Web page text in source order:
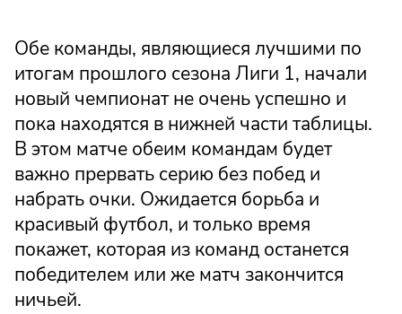
Обе команды, являющиеся лучшими по
итогам прошлого сезона Лиги 1, начали
новый чемпионат не очень успешно и
пока находятся в нижней части таблицы.
В этом матче обеим командам будет
важно прервать серию без побед и
набрать очки. Ожидается борьба и
красивый футбол, и только время
покажет, которая из команд останется
победителем или же матч закончится
ничьей.